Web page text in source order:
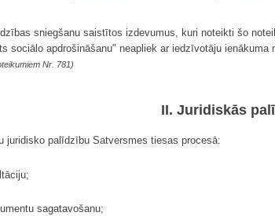
sniegšanu saistītos izdevumus, kuri noteikti šo
sociālo apdrošināšanu" neapliek ar iedzīvotāju
Nr. 781)
II. Juridiskās
juridisko palīdzību Satversmes tiesas procesā:
sagatavošanu;